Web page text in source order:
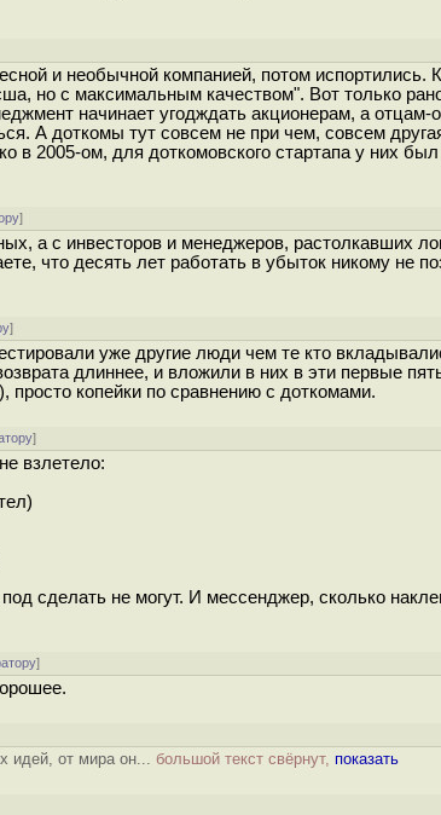
и необычной компанией, потом испортились.
но с максимальным качеством". Вот только
начинает угодждать акционерам, а отцам-
А доткомы тут совсем не при чем, совсем
в 2005-ом, для доткомовского стартапа у них
]
а с инвесторов и менеджеров, растолкавших
что десять лет работать в убыток никому не
]
уже другие люди чем те кто
длиннее, и вложили в них в эти первые
копейки по сравнению с доткомами.
]
взлетело:
сделать не могут. И мессенджер, сколько
]
идей, от мира он... большой текст свёрнут, показать